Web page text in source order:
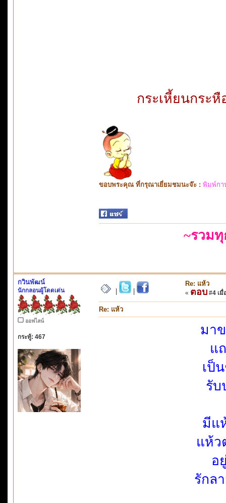
กระเหี้ยนกระหื
ขอบพระคุณ ที่กรุณาเยี่ยมชมนะจ๊ะ : พิมพ์กา
~รวม
กวินพัฒน์
นักกลอนผู้โดดเด่น
ออฟไลน์
กระทู้: 467
Re: แห้ว
« ตอบ #4 เมื่
Re: แห้ว
มา
แ
เป็
รับ
มีแ
แห้ว
อ
รักล